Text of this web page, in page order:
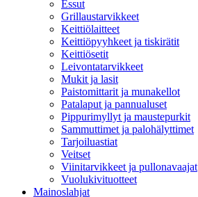
Essut
Grillaustarvikkeet
Keittiölaitteet
Keittiöpyyhkeet ja tiskirätit
Keittiösetit
Leivontatarvikkeet
Mukit ja lasit
Paistomittarit ja munakellot
Patalaput ja pannualuset
Pippurimyllyt ja maustepurkit
Sammuttimet ja palohälyttimet
Tarjoiluastiat
Veitset
Viinitarvikkeet ja pullonavaajat
Vuolukivituotteet
Mainoslahjat